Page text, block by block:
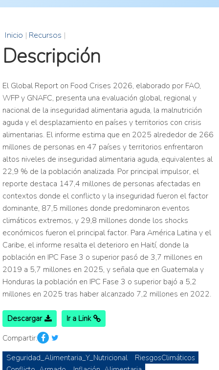
Inicio | Recursos |
Descripción
El Global Report on Food Crises 2026, elaborado por FAO,
WFP y GNAFC, presenta una evaluación global, regional y
nacional de la inseguridad alimentaria aguda, la malnutrición
aguda y el desplazamiento en países y territorios con crisis
alimentarias. El informe estima que en 2025 alrededor de 266
millones de personas en 47 países y territorios enfrentaron
altos niveles de inseguridad alimentaria aguda, equivalentes al
22,9 % de la población analizada. Por principal impulsor, el
reporte destaca 147,4 millones de personas afectadas en
contextos donde el conflicto y la inseguridad fueron el factor
dominante, 87,5 millones donde predominaron eventos
climáticos extremos, y 29,8 millones donde los shocks
económicos fueron el principal factor. Para América Latina y el
Caribe, el informe resalta el deterioro en Haití, donde la
población en IPC Fase 3 o superior pasó de 3,7 millones en
2019 a 5,7 millones en 2025, y señala que en Guatemala y
Honduras la población en IPC Fase 3 o superior bajó a 5,2
millones en 2025 tras haber alcanzado 7,2 millones en 2022.
Descargar
Ir a Link
Compartir:
Seguridad_Alimentaria_Y_Nutricional
RiesgosClimáticos